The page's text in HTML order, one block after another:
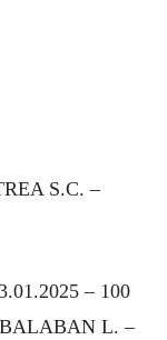
S.C. –
– 100
L. –